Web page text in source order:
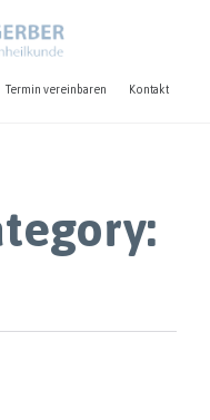
Termin vereinbaren Kontakt